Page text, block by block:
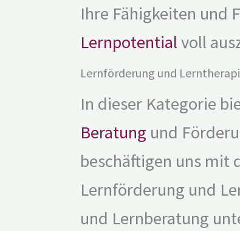
Ihre Fähigkeiten und
Lernpotentialvoll
Lernförderung und
In dieser Kategorie
Beratung und
beschäftigen uns mit
Lernförderung und
und Lernberatung